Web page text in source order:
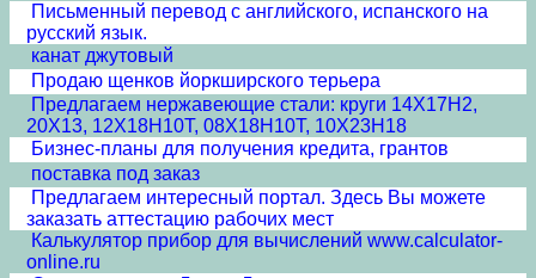
Письменный перевод с английского, испанского на
русский язык.
канат джутовый
Продаю щенков йоркширского терьера
Предлагаем нержавеющие стали: круги 14Х17Н2,
20Х13, 12Х18Н10Т, 08Х18Н10Т, 10Х23Н18
Бизнес-планы для получения кредита, грантов
поставка под заказ
Предлагаем интересный портал. Здесь Вы можете
заказать аттестацию рабочих мест
Калькулятор прибор для вычислений www.calculator-
online.ru